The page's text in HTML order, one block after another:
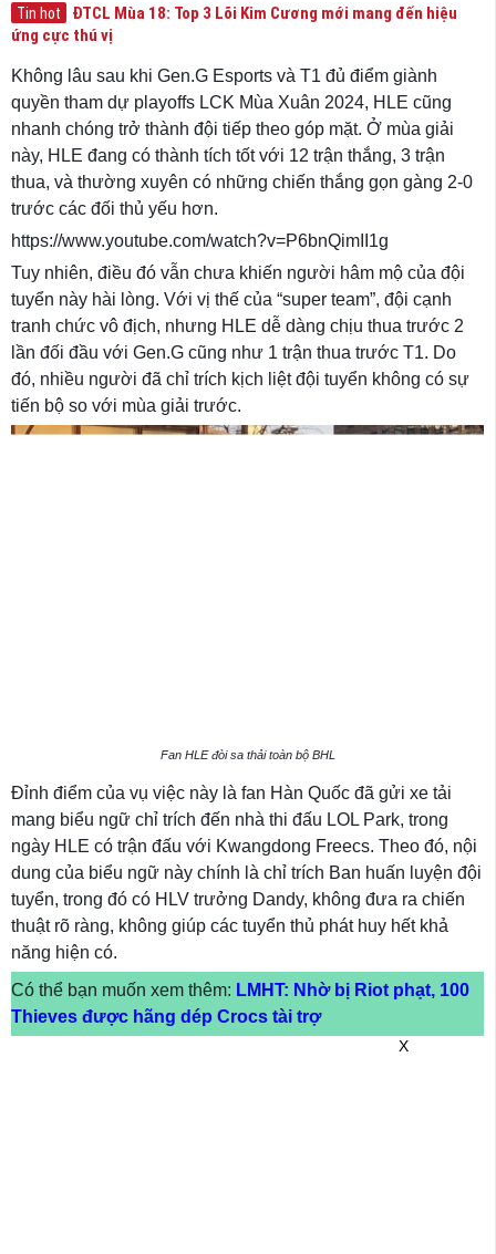
Tin hot
ĐTCL Mùa 18: Top 3 Lõi Kim Cương mới mang đến hiệu
ứng cực thú vị
Không lâu sau khi Gen.G Esports và T1 đủ điểm giành
quyền tham dự playoffs LCK Mùa Xuân 2024, HLE cũng
nhanh chóng trở thành đội tiếp theo góp mặt. Ở mùa giải
này, HLE đang có thành tích tốt với 12 trận thắng, 3 trận
thua, và thường xuyên có những chiến thắng gọn gàng 2-0
trước các đối thủ yếu hơn.
https://www.youtube.com/watch?v=P6bnQimII1g
Tuy nhiên, điều đó vẫn chưa khiến người hâm mộ của đội
tuyển này hài lòng. Với vị thế của “super team”, đội cạnh
tranh chức vô địch, nhưng HLE dễ dàng chịu thua trước 2
lần đối đầu với Gen.G cũng như 1 trận thua trước T1. Do
đó, nhiều người đã chỉ trích kịch liệt đội tuyển không có sự
tiến bộ so với mùa giải trước.
Fan HLE đòi sa thải toàn bộ BHL
Đỉnh điểm của vụ việc này là fan Hàn Quốc đã gửi xe tải
mang biểu ngữ chỉ trích đến nhà thi đấu LOL Park, trong
ngày HLE có trận đấu với Kwangdong Freecs. Theo đó, nội
dung của biểu ngữ này chính là chỉ trích Ban huấn luyện đội
tuyển, trong đó có HLV trưởng Dandy, không đưa ra chiến
thuật rõ ràng, không giúp các tuyển thủ phát huy hết khả
năng hiện có.
Có thể bạn muốn xem thêm: LMHT: Nhờ bị Riot phạt, 100
Thieves được hãng dép Crocs tài trợ
X